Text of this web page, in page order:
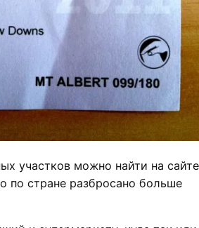
участков можно найти на сайте
по стране разбросано больше